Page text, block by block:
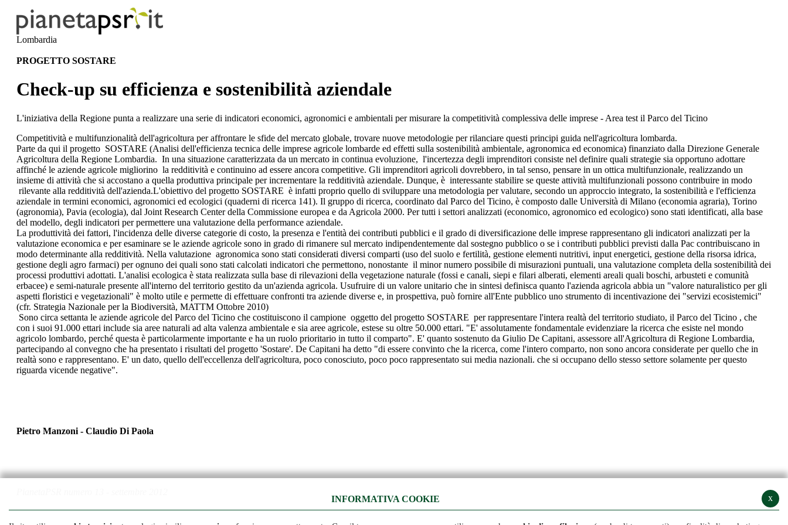
Lombardia
PROGETTO SOSTARE
Check-up su efficienza e sostenibilità aziendale
L'iniziativa della Regione punta a realizzare una serie di indicatori economici, agronomici e ambientali per misurare la competitività complessiva delle imprese - Area test il Parco del Ticino
Competitività e multifunzionalità dell'agricoltura per affrontare le sfide del mercato globale, trovare nuove metodologie per rilanciare questi principi guida nell'agricoltura lombarda.
Parte da qui il progetto SOSTARE (Analisi dell'efficienza tecnica delle imprese agricole lombarde ed effetti sulla sostenibilità ambientale, agronomica ed economica) finanziato dalla Direzione Generale
Agricoltura della Regione Lombardia. In una situazione caratterizzata da un mercato in continua evoluzione, l'incertezza degli imprenditori consiste nel definire quali strategie sia opportuno adottare
affinché le aziende agricole migliorino la redditività e continuino ad essere ancora competitive. Gli imprenditori agricoli dovrebbero, in tal senso, pensare in un ottica multifunzionale, realizzando un
insieme di attività che si accostano a quella produttiva principale per incrementare la redditività aziendale. Dunque, è interessante stabilire se queste attività multifunzionali possono contribuire in modo
rilevante alla redditività dell'azienda.L'obiettivo del progetto SOSTARE è infatti proprio quello di sviluppare una metodologia per valutare, secondo un approccio integrato, la sostenibilità e l'efficienza
aziendale in termini economici, agronomici ed ecologici (quaderni di ricerca 141). Il gruppo di ricerca, coordinato dal Parco del Ticino, è composto dalle Università di Milano (economia agraria), Torino
(agronomia), Pavia (ecologia), dal Joint Research Center della Commissione europea e da Agricola 2000. Per tutti i settori analizzati (economico, agronomico ed ecologico) sono stati identificati, alla base
del modello, degli indicatori per permettere una valutazione della performance aziendale.
La produttività dei fattori, l'incidenza delle diverse categorie di costo, la presenza e l'entità dei contributi pubblici e il grado di diversificazione delle imprese rappresentano gli indicatori analizzati per la
valutazione economica e per esaminare se le aziende agricole sono in grado di rimanere sul mercato indipendentemente dal sostegno pubblico o se i contributi pubblici previsti dalla Pac contribuiscano in
modo determinante alla redditività. Nella valutazione agronomica sono stati considerati diversi comparti (uso del suolo e fertilità, gestione elementi nutritivi, input energetici, gestione della risorsa idrica,
gestione degli agro farmaci) per ognuno dei quali sono stati calcolati indicatori che permettono, nonostante il minor numero possibile di misurazioni puntuali, una valutazione completa della sostenibilità dei
processi produttivi adottati. L'analisi ecologica è stata realizzata sulla base di rilevazioni della vegetazione naturale (fossi e canali, siepi e filari alberati, elementi areali quali boschi, arbusteti e comunità
erbacee) e semi-naturale presente all'interno del territorio gestito da un'azienda agricola. Usufruire di un valore unitario che in sintesi definisca quanto l'azienda agricola abbia un "valore naturalistico per gli
aspetti floristici e vegetazionali" è molto utile e permette di effettuare confronti tra aziende diverse e, in prospettiva, può fornire all'Ente pubblico uno strumento di incentivazione dei "servizi ecosistemici"
(cfr. Strategia Nazionale per la Biodiversità, MATTM Ottobre 2010)
Sono circa settanta le aziende agricole del Parco del Ticino che costituiscono il campione oggetto del progetto SOSTARE per rappresentare l'intera realtà del territorio studiato, il Parco del Ticino , che
con i suoi 91.000 ettari include sia aree naturali ad alta valenza ambientale e sia aree agricole, estese su oltre 50.000 ettari. "E' assolutamente fondamentale evidenziare la ricerca che esiste nel mondo
agricolo lombardo, perché questa è particolarmente importante e ha un ruolo prioritario in tutto il comparto". E' quanto sostenuto da Giulio De Capitani, assessore all'Agricoltura di Regione Lombardia,
partecipando al convegno che ha presentato i risultati del progetto 'Sostare'. De Capitani ha detto "di essere convinto che la ricerca, come l'intero comparto, non sono ancora considerate per quello che in
realtà sono e rappresentano. E' un dato, quello dell'eccellenza dell'agricoltura, poco conosciuto, poco poco rappresentato sui media nazionali. che si occupano dello stesso settore solamente per questo
riguarda vicende negative".
Pietro Manzoni - Claudio Di Paola
x
INFORMATIVA COOKIE